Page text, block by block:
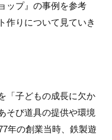
ップ』の事例を参考
作りについて見ていき
「子どもの成長に欠か
そび道具の提供や環境
年の創業当時、鉄製遊